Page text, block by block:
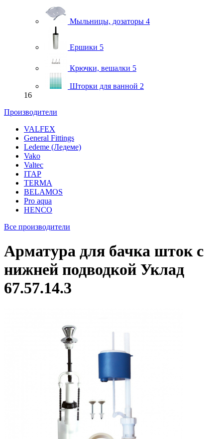
Мыльницы, дозаторы 4
Ершики 5
Крючки, вешалки 5
Шторки для ванной 2
16
Производители
VALFEX
General Fittings
Ledeme (Ледеме)
Vako
Valtec
ITAP
TERMA
BELAMOS
Pro aqua
HENCO
Все производители
Арматура для бачка шток с
нижней подводкой Уклад
67.57.14.3